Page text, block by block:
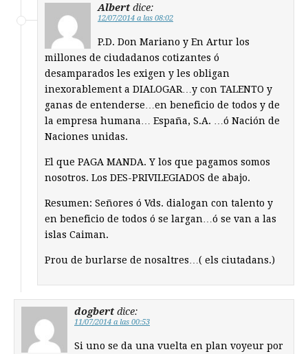
Albert dice:
12/07/2014 a las 08:02
P.D. Don Mariano y En Artur los
millones de ciudadanos cotizantes ó
desamparados les exigen y les obligan
inexorablement a DIALOGAR…y con TALENTO y
ganas de entenderse…en beneficio de todos y de
la empresa humana… España, S.A. …ó Nación de
Naciones unidas.
El que PAGA MANDA. Y los que pagamos somos
nosotros. Los DES-PRIVILEGIADOS de abajo.
Resumen: Señores ó Vds. dialogan con talento y
en beneficio de todos ó se largan…ó se van a las
islas Caiman.
Prou de burlarse de nosaltres…( els ciutadans.)
dogbert dice:
11/07/2014 a las 00:53
Si uno se da una vuelta en plan voyeur por